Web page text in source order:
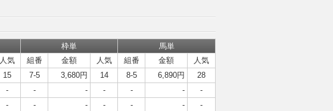
枠単
馬単
人気 組番 金額 人気 組番 金額
人気
15 7-5 3,680円 14 8-5 6,890円
28
- - - - - -
-
- - - - - - -